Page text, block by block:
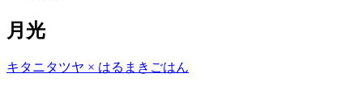
月光
キタニタツヤ × はるまきごはん